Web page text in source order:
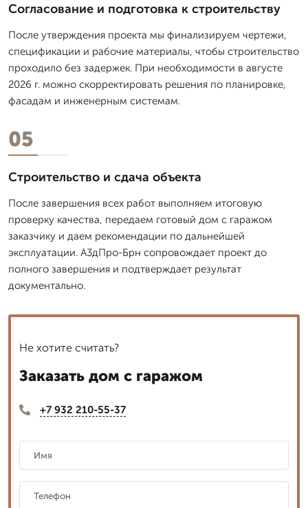
Согласование и подготовка к строительству
После утверждения проекта мы финализируем чертежи,
спецификации и рабочие материалы, чтобы строительство
проходило без задержек. При необходимости в августе
2026 г. можно скорректировать решения по планировке,
фасадам и инженерным системам.
05
Строительство и сдача объекта
После завершения всех работ выполняем итоговую
проверку качества, передаем готовый дом с гаражом
заказчику и даем рекомендации по дальнейшей
эксплуатации. А3дПро-Брн сопровождает проект до
полного завершения и подтверждает результат
документально.
Не хотите считать?
Заказать дом с гаражом
+7 932 210-55-37